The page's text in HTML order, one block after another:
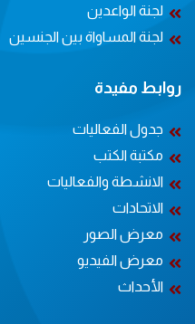
لجنة الواعدين
لجنة المساواة بين الجنسين
روابط مفيدة
جدول الفعاليات
مكتبة الكتب
الانشطة والفعاليات
الاتحادات
معرض الصور
معرض الفيديو
الأحداث